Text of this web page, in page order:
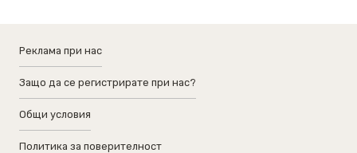
Реклама при нас
Защо да се регистрирате при нас?
Общи условия
Политика за поверителност